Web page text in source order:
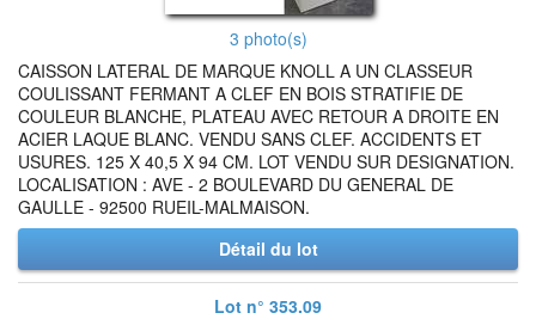
3 photo(s)
CAISSON LATERAL DE MARQUE KNOLL A UN CLASSEUR
COULISSANT FERMANT A CLEF EN BOIS STRATIFIE DE
COULEUR BLANCHE, PLATEAU AVEC RETOUR A DROITE EN
ACIER LAQUE BLANC. VENDU SANS CLEF. ACCIDENTS ET
USURES. 125 X 40,5 X 94 CM. LOT VENDU SUR DESIGNATION.
LOCALISATION : AVE - 2 BOULEVARD DU GENERAL DE
GAULLE - 92500 RUEIL-MALMAISON.
Détail du lot
Lot n° 353.09